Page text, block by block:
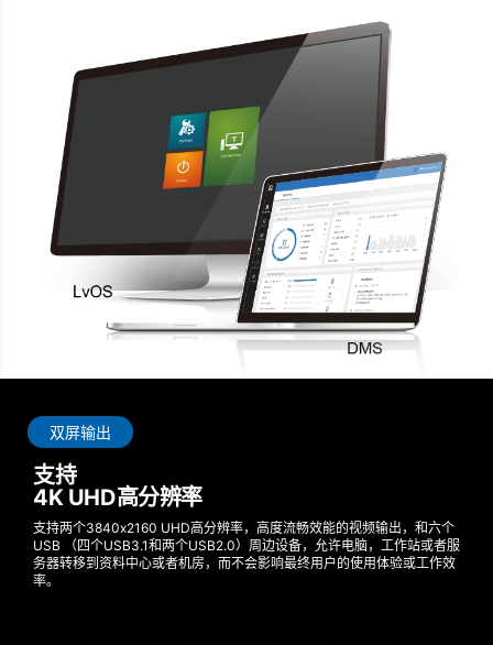
双屏输出
支持
4K UHD高分辨率
支持两个3840x2160 UHD高分辨率，高度流畅效能的视频输出，和六个
USB （四个USB3.1和两个USB2.0）周边设备，允许电脑，工作站或者服
务器转移到资料中心或者机房，而不会影响最终用户的使用体验或工作效
率。